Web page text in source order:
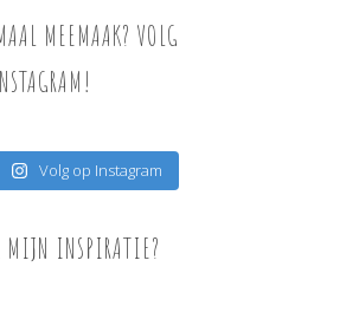
MEEMAAK? VOLG
Volg op Instagram
MIJN INSPIRATIE?